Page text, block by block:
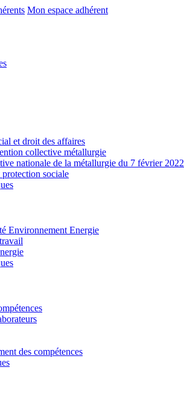
Mon espace adhérent
et droit des affaires
collective métallurgie
nationale de la métallurgie du 7 février 2022
sociale
Environnement Energie
des compétences